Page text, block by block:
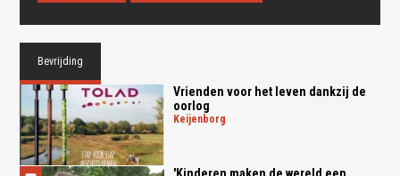
Bevrijding
Vrienden voor het leven dankzij de
oorlog
keijenborg
'Kinderen maken de wereld een